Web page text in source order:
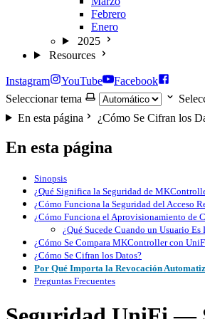
Febrero
Enero
2025
Resources
Instagram YouTube
Facebook
Seleccionar tema
En esta página ¿Cómo Se Cifran los
En esta página
Sinopsis
¿Qué Significa la Seguridad de
¿Cómo Funciona la Seguridad del Acceso
¿Cómo Funciona el Aprovisionamiento de
¿Qué Sucede Cuando un Usuario Es
¿Cómo Se Compara MKController con
¿Cómo Se Cifran los Datos?
Por Qué Importa la Revocación
Preguntas Frecuentes